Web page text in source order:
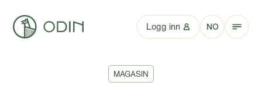
Logg inn NO
MAGASIN